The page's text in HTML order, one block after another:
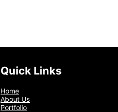
Quick Links
Home
About Us
Portfolio